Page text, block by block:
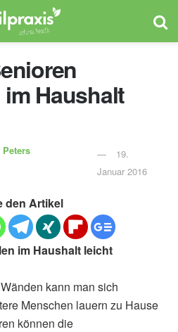
Haushalt
Peters
19.
Januar 2016
den Artikel
im Haushalt leicht
kann man sich
Menschen lauern zu Hause
können die